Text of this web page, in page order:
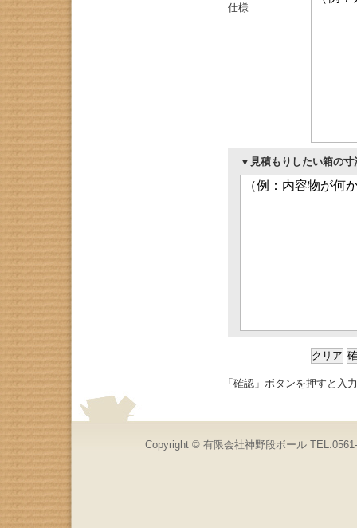
仕様
▼見積もりしたい箱の寸
「確認」ボタンを押すと入
Copyright © 有限会社神野段ボール